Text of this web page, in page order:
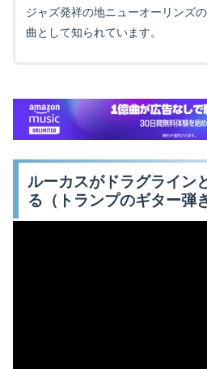
ジャズ発祥の地ニューオーリンズ
曲として知られています。
ルーカスがドラグライン
る（トランプのギター弾